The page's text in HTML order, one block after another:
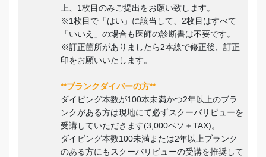
上、1枚目のみご提出をお願い致します。
※1枚目で「はい」に該当して、2枚目はすべて
「いいえ」の場合も医師の診断書は不要です。
※訂正箇所がありましたら2本線で修正後、訂正
印をお願いいたします。
**ブランクダイバーの方**
ダイビング本数が100本未満かつ2年以上のブラ
ンクがある方は現地にて必ずスクーバリビューを
受講していただきます(3,000ペソ＋TAX)。
ダイビング本数100未満または2年以上ブランク
のある方にもスクーバリビューの受講を推奨して